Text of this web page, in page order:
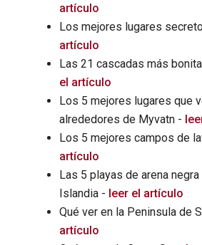
artículo
Los mejores lugares
artículo
Las 21 cascadas más
el artículo
Los 5 mejores lugares que
alrededores de Myvatn -
Los 5 mejores campos de
artículo
Las 5 playas de arena
Islandia - leer el artículo
Qué ver en la Peninsula de
artículo